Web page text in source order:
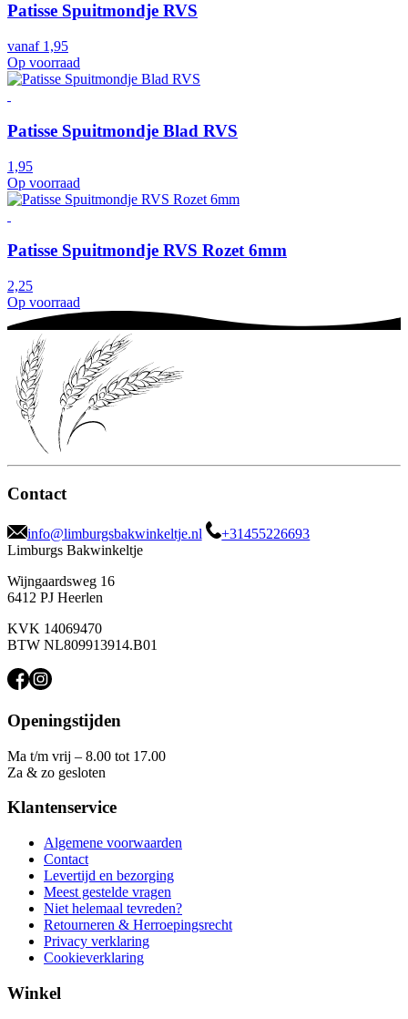
Patisse Spuitmondje RVS
vanaf 1,95
Op voorraad
Patisse Spuitmondje Blad RVS
1,95
Op voorraad
Patisse Spuitmondje RVS Rozet 6mm
2,25
Op voorraad
Contact
info@limburgsbakwinkeltje.nl
+31455226693
Limburgs Bakwinkeltje
Wijngaardsweg 16
6412 PJ Heerlen
KVK 14069470
BTW NL809913914.B01
Openingstijden
Ma t/m vrij – 8.00 tot 17.00
Za & zo gesloten
Klantenservice
Algemene voorwaarden
Contact
Levertijd en bezorging
Meest gestelde vragen
Niet helemaal tevreden?
Retourneren & Herroepingsrecht
Privacy verklaring
Cookieverklaring
Winkel